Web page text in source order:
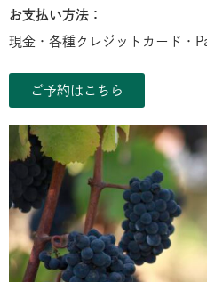
お支払い方法：
現金・各種クレジットカード・
ご予約はこちら